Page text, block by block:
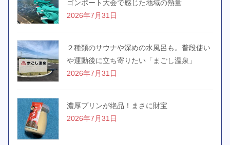
ゴンボート大会で感じた地域の熱量
2026年7月31日
２種類のサウナや深めの水風呂も。普段使い
や運動後に立ち寄りたい「まごし温泉」
2026年7月31日
濃厚プリンが絶品！まさに財宝
2026年7月31日